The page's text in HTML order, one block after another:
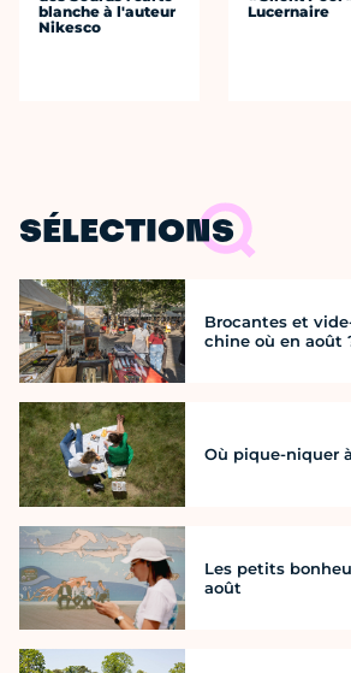
blanche à l'auteur
Nikesco
Lucernaire
SÉLECTIONS
Brocantes et
chine où en août
Où pique-niquer
Les petits
août